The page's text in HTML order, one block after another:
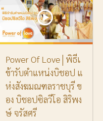
Power Of Love│พิธีเ
ข้ารับตำแหน่งบิชอป แ
ห่งสังฆมณฑลราชบุรี ข
อง บิชอปซิลวีโอ สิริพง
ษ์ จรัสศรี